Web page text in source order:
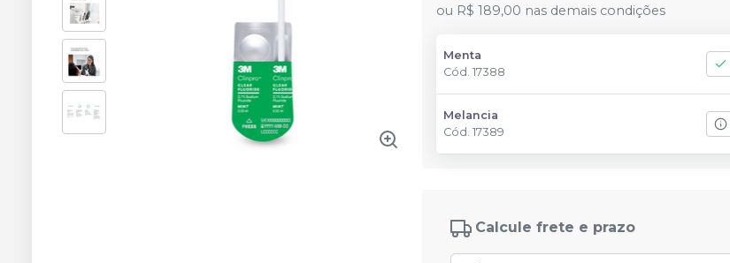
ou R$ 189,00 nas demais condições
Menta
Cód.17388
Melancia
Cód.17389
Calcule frete e prazo